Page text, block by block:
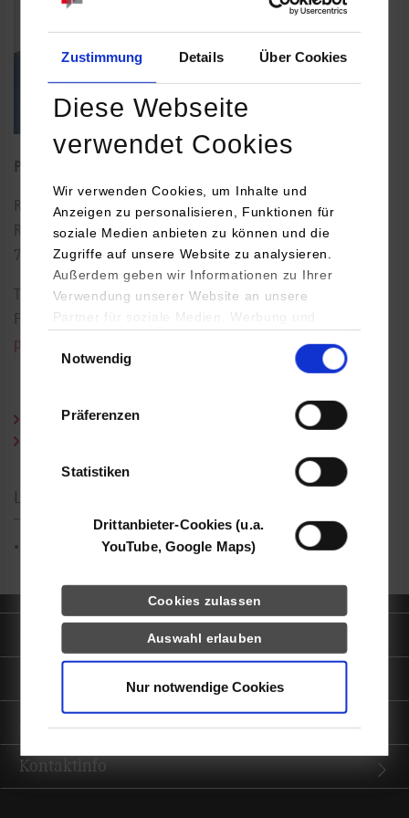
Zustimmung Details Über Cookies
Diese Webseite
verwendet Cookies
Wir verwenden Cookies, um Inhalte und
Anzeigen zu personalisieren, Funktionen für
soziale Medien anbieten zu können und die
Zugriffe auf unsere Website zu analysieren.
Außerdem geben wir Informationen zu Ihrer
Verwendung unserer Website an unsere
Partner für soziale Medien, Werbung und
YouTube, Google Maps) führen diese
Daten zusammen, die Sie ihnen bereitgestellt
haben oder die sie im Rahmen Ihrer Nutzung
Notwendig
Präferenzen
Statistiken
Drittanbieter-Cookies (u.a.
YouTube, Google Maps)
Cookies zulassen
Auswahl erlauben
Nur notwendige Cookies
Professor für Recht der Sozialen Arbeit
Rotebühlstraße 131
Raum: 709
70197 Stuttgart
0711/1849-4642
Fax: 0711/1849-735
peter.baumeister@dhbw-stuttgart.de
Curriculum Vitae (PDF)
Lehrgebiet
Recht der Sozialen Arbeit
Informationen für
Kontaktinfo